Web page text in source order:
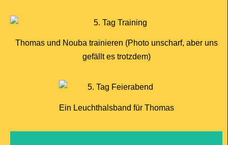
Thomas und Nouba trainieren (Photo unscharf, aber uns
gefällt es trotzdem)
Ein Leuchthalsband für Thomas